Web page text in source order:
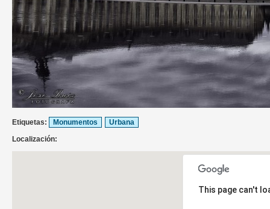
Etiquetas: Monumentos
Urbana
Localización:
This page can't